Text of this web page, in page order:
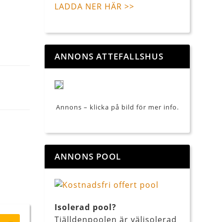
LADDA NER HÄR >>
ANNONS ATTEFALLSHUS
Annons – klicka på bild för mer info.
ANNONS POOL
Isolerad pool?
Tjälldenpoolen är välisolerad